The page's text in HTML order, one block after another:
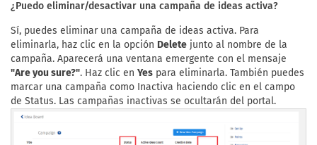
¿Puedo eliminar/desactivar una campaña de ideas activa?
Sí, puedes eliminar una campaña de ideas activa. Para
eliminarla, haz clic en la opción Delete junto al nombre de la
campaña. Aparecerá una ventana emergente con el mensaje
"Are you sure?". Haz clic en Yes para eliminarla. También puedes
marcar una campaña como Inactiva haciendo clic en el campo
de Status. Las campañas inactivas se ocultarán del portal.